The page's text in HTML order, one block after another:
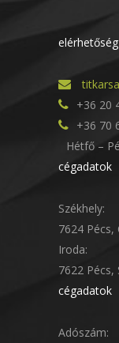
elérhetőség
+36 20
+36 70
Hétfő –
cégadatok
Székhely:
7624 Pécs,
Iroda:
7622 Pécs,
cégadatok
Adószám: